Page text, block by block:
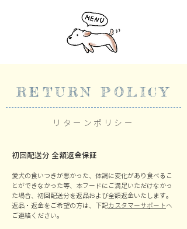
RETURN POLICY
リターンポリシー
初回配送分 全額返金保証
愛犬の食いつきが悪かった、体調に変化があり食べるこ
とができなかった等、本フードにご満足いただけなかっ
た場合、初回配送分を返品および全額返金いたします。
返品・返金をご希望の方は、下記カスタマーサポートへ
ご連絡ください。